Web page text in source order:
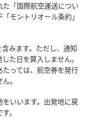
「国際航空運送につい
モントリオール条約」
含みます。ただし、通知
た日を算入しません。
っては、航空券を発行
。
をいいます。出発地に戻
。